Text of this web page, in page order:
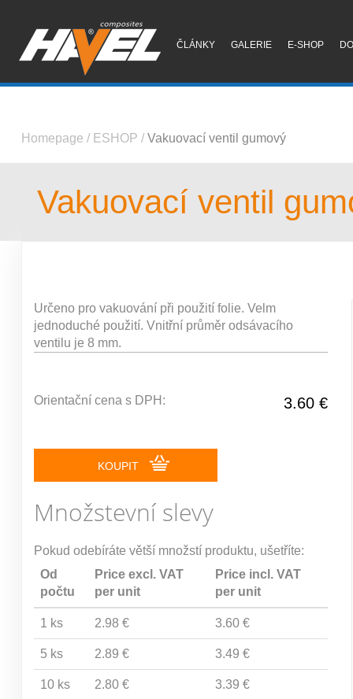
ČLÁNKY GALERIE E-SHOP
Homepage / ESHOP / Vakuovací ventil gumový
Vakuovací ventil
Určeno pro vakuování při použití folie. Velm
jednoduché použití. Vnitřní průměr odsávacího
ventilu je 8 mm.
3.60 €
Orientační cena s DPH:
KOUPIT
Množstevní slevy
Pokud odebíráte větší množstí produktu, ušetříte:
Od
počtu
Price excl. VAT
per unit
Price incl. VAT
per unit
1 ks 2.98 € 3.60 €
5 ks 2.89 € 3.49 €
10 ks 2.80 € 3.39 €